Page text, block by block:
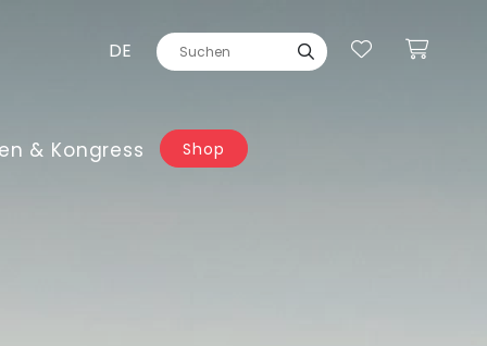
DE
& Kongress Shop